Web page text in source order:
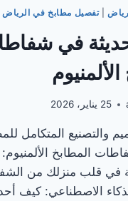
|تفصيل مطابخ في الرياض
في
25 يناير، 2026
والتصنيع المتكامل
المطابخ
في قلب منزلك من
الاصطناعي: كيف